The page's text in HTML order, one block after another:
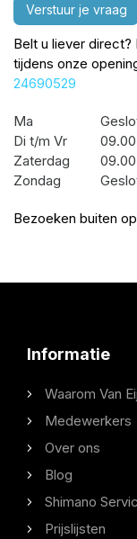
Verstuur je vraag
Belt u liever direct?
tijdens onze
24690529
Ma
Di t/m Vr
Zaterdag
Zondag
Bezoeken buiten
Informatie
Waarom Van
Medewerkers
Over ons
Blog
Shimano
Prijslijsten